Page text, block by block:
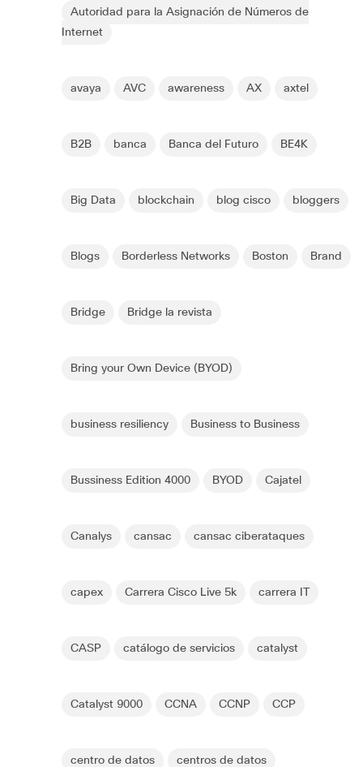
Autoridad para la Asignación de Números de
Internet
avaya AVC awareness AX axtel
B2B banca Banca del Futuro BE4K
Big Data blockchain blog cisco bloggers
Blogs Borderless Networks Boston Brand
Bridge Bridge la revista
Bring your Own Device (BYOD)
business resiliency Business to Business
Bussiness Edition 4000 BYOD Cajatel
Canalys cansac cansac ciberataques
capex Carrera Cisco Live 5k carrera IT
CASP catálogo de servicios catalyst
Catalyst 9000 CCNA CCNP CCP
centro de datos centros de datos